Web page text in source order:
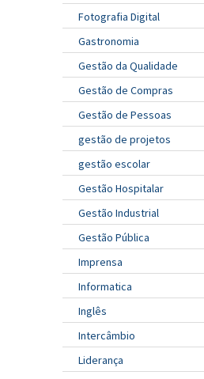
Fotografia Digital
Gastronomia
Gestão da Qualidade
Gestão de Compras
Gestão de Pessoas
gestão de projetos
gestão escolar
Gestão Hospitalar
Gestão Industrial
Gestão Pública
Imprensa
Informatica
Inglês
Intercâmbio
Liderança